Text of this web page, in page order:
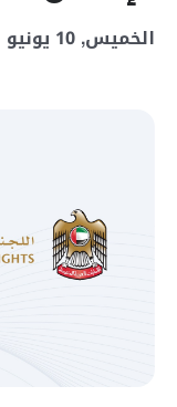
الخميس, 10 يونيو 2021